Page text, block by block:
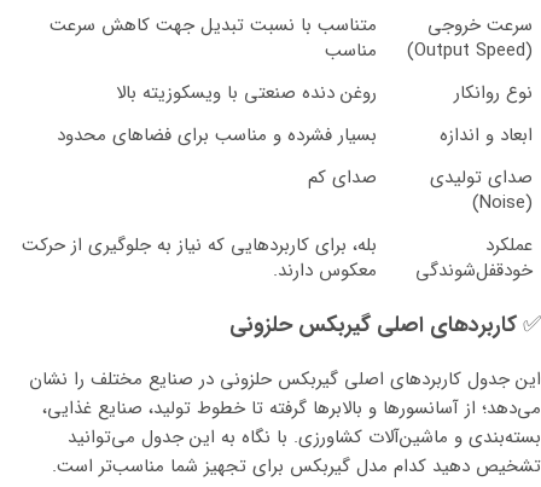
سرعت خروجی
(Output Speed)
متناسب با نسبت تبدیل جهت کاهش سرعت
مناسب
نوع روانکار
روغن دنده صنعتی با ویسکوزیته بالا
ابعاد و اندازه
بسیار فشرده و مناسب برای فضاهای محدود
صدای تولیدی
(Noise)
صدای کم
عملکرد
خودقفل‌شوندگی
بله، برای کاربردهایی که نیاز به جلوگیری از حرکت
معکوس دارند.
✅کاربردهای اصلی گیربکس حلزونی
این جدول کاربردهای اصلی گیربکس حلزونی در صنایع مختلف را نشان
می‌دهد؛ از آسانسورها و بالابرها گرفته تا خطوط تولید، صنایع غذایی،
بسته‌بندی و ماشین‌آلات کشاورزی. با نگاه به این جدول می‌توانید
تشخیص دهید کدام مدل گیربکس برای تجهیز شما مناسب‌تر است.